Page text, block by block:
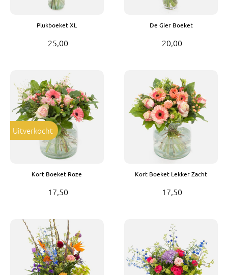
Plukboeket XL
25,00
De Gier Boeket
20,00
Kort Boeket Roze
17,50
Uitverkocht
Kort Boeket Lekker Zacht
17,50